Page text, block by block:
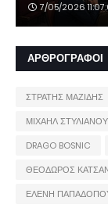
7/05/2026
ΑΡΘΡΟΓΡΑΦΟΙ
ΣΤΡΑΤΗΣ ΜΑΖΙΔΗΣ
ΜΙΧΑΗΛ ΣΤΥΛΙΑΝΟΥ
DRAGO BOSNIC
ΘΕΟΔΩΡΟΣ
ΕΛΕΝΗ